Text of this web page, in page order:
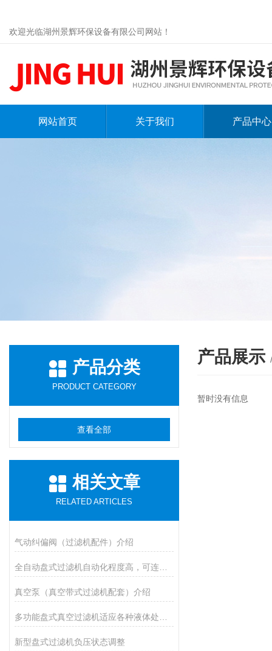
欢迎光临湖州景辉环保设备有限公司网站！
网站首页 关于我们 产品中心
产品分类
PRODUCT CATEGORY
查看全部
相关文章
RELATED ARTICLES
​气动纠偏阀（过滤机配件）介绍
真空泵（真空带式过滤机配套）介绍
新型盘式过滤机负压状态调整
产品展示
暂时没有信息